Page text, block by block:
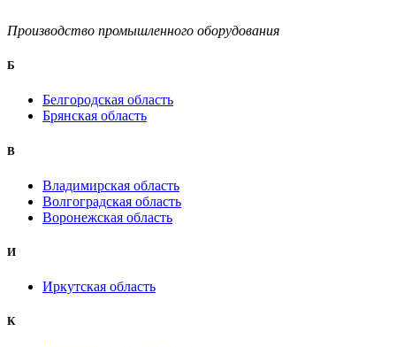
Производство промышленного оборудования
Б
Белгородская область
Брянская область
B
Владимирская область
Волгоградская область
Воронежская область
И
Иркутская область
К